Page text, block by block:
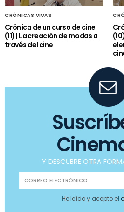
CRÓNICAS VIVAS
Crónica de un curso de cine
(11) | La creación de modas a
través del cine
Y DESCUBRE OTRA
He leído y acepto el